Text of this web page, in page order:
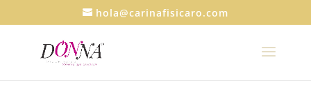
hola@carinafisicaro.com